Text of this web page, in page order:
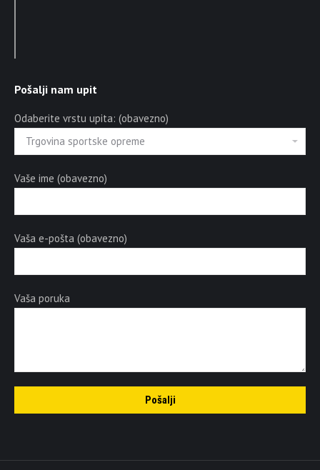
Pošalji nam upit
Odaberite vrstu upita: (obavezno)
Vaše ime (obavezno)
Vaša e-pošta (obavezno)
Vaša poruka